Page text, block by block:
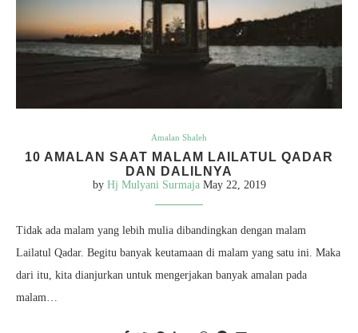
Amalan Shaleh
10 AMALAN SAAT MALAM LAILATUL QADAR
DAN DALILNYA
by Hj Mulyani Surmaja May 22, 2019
Tidak ada malam yang lebih mulia dibandingkan dengan malam
Lailatul Qadar. Begitu banyak keutamaan di malam yang satu ini. Maka
dari itu, kita dianjurkan untuk mengerjakan banyak amalan pada
malam…